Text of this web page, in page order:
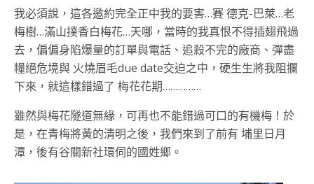
我必須說，這各邀約完全正中我的要害…賽 德克-巴萊…老
梅樹…滿山撲香白梅花…天哪，當時的我真恨不得插翅飛過
去，偏偏身陷爆量的訂單與電話、追殺不完的廠商、彈盡
糧絕危境與 火燒眉毛due date交迫之中，硬生生將我阻攔
下來，就這樣錯過了 梅花花期……………
雖然與梅花隧道無緣，可再也不能錯過可口的有機梅！於
是，在青梅將黃的清明之後，我們來到了前有 埔里日月
潭，後有谷關新社環伺的國姓鄉。